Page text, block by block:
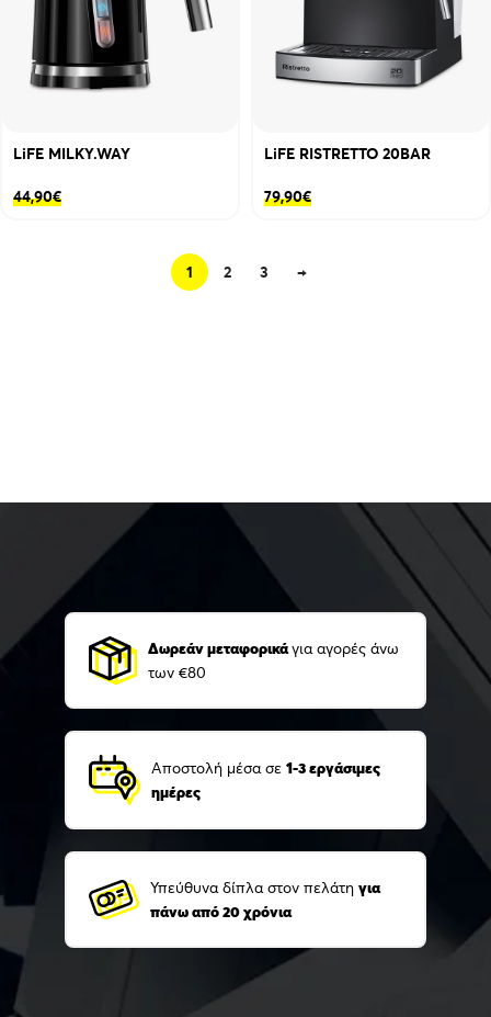
LiFE MILKY.WAY
44,90€
LiFE RISTRETTO 20BAR
79,90€
1 2 3 →
Δωρεάν μεταφορικάγια αγορές άνω
των €80
Αποστολή μέσα σε 1-3 εργάσιμες
ημέρες
Υπεύθυνα δίπλα στον πελάτη για
πάνω από 20 χρόνια